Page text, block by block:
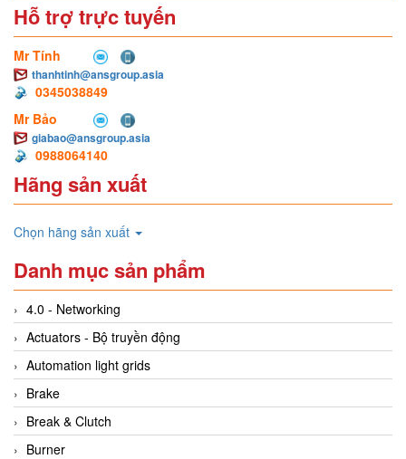
Hỗ trợ trực tuyến
Mr Tính
thanhtinh@ansgroup.asia
0345038849
Mr Bảo
giabao@ansgroup.asia
0988064140
Hãng sản xuất
Chọn hãng sản xuất
Danh mục sản phẩm
4.0 - Networking
Actuators - Bộ truyền động
Automation light grids
Brake
Break & Clutch
Burner